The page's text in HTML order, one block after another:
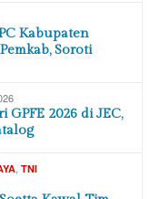
Kabupaten
Soroti
2026 di JEC,
, TNI